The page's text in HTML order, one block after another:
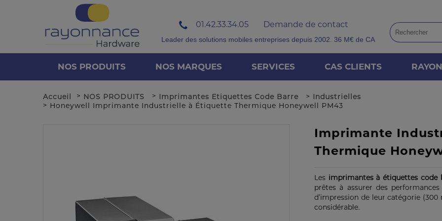
01.42.33.34.05 Demande de contact
Leader des solutions mobiles entreprises depuis 2002. 36 M€ de CA
NOS PRODUITS NOS MARQUES SERVICES CAS CLIENTS
Accueil > NOS PRODUITS > Imprimantes Etiquettes Code Barre > Industrielles
> Honeywell Imprimante Industrielle à Étiquette Thermique Honeywell PM43
Imprimante
Thermique
Les imprimantes à étiquettes code
prêtes à assurer des
d’impression de leur catégorie
considérable.